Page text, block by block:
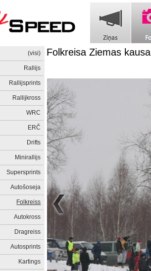
(visi)
Rallijs
Rallijsprints
Rallijkross
WRC
ERČ
Drifts
Minirallijs
Supersprints
Autošoseja
Folkreiss
Autokross
Dragreiss
Autosprints
Kartings
Folkreisa Ziemas